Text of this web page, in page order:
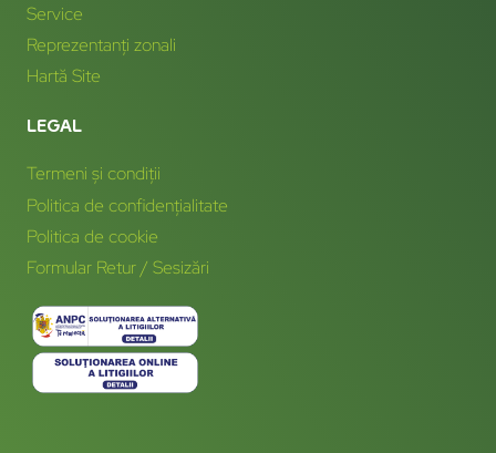
Service
Reprezentanți zonali
Hartă Site
LEGAL
Termeni și condiții
Politica de confidențialitate
Politica de cookie
Formular Retur / Sesizări